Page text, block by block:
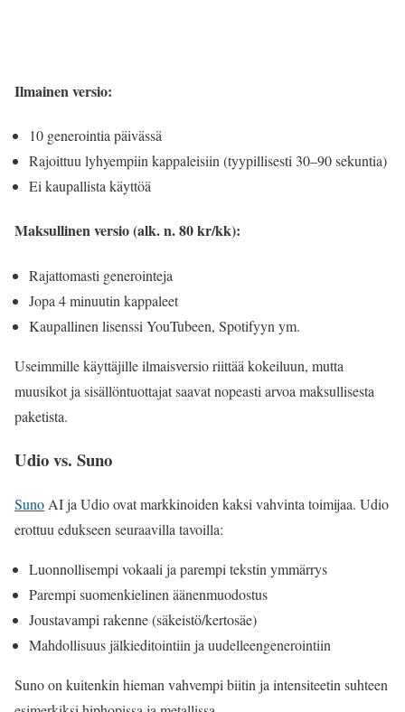
Ilmainen versio:
10 generointia päivässä
Rajoittuu lyhyempiin kappaleisiin (tyypillisesti 30–90 sekuntia)
Ei kaupallista käyttöä
Maksullinen versio (alk. n. 80 kr/kk):
Rajattomasti generointeja
Jopa 4 minuutin kappaleet
Kaupallinen lisenssi YouTubeen, Spotifyyn ym.
Useimmille käyttäjille ilmaisversio riittää kokeiluun, mutta
muusikot ja sisällöntuottajat saavat nopeasti arvoa maksullisesta
paketista.
Udio vs. Suno
Suno AI ja Udio ovat markkinoiden kaksi vahvinta toimijaa. Udio
erottuu edukseen seuraavilla tavoilla:
Luonnollisempi vokaali ja parempi tekstin ymmärrys
Parempi suomenkielinen äänenmuodostus
Joustavampi rakenne (säkeistö/kertosäe)
Mahdollisuus jälkieditointiin ja uudelleengenerointiin
Suno on kuitenkin hieman vahvempi biitin ja intensiteetin suhteen